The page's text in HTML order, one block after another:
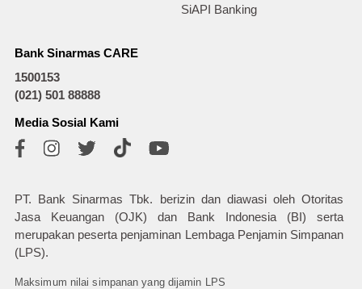
SiAPI Banking
Bank Sinarmas CARE
1500153
(021) 501 88888
Media Sosial Kami
PT. Bank Sinarmas Tbk. berizin dan diawasi oleh Otoritas
Jasa Keuangan (OJK) dan Bank Indonesia (BI) serta
merupakan peserta penjaminan Lembaga Penjamin Simpanan
(LPS).
Maksimum nilai simpanan yang dijamin LPS